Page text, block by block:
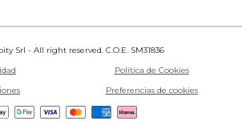
Srl - All right reserved. C.O.E. SM31836
Política de Cookies
Preferencias de cookies